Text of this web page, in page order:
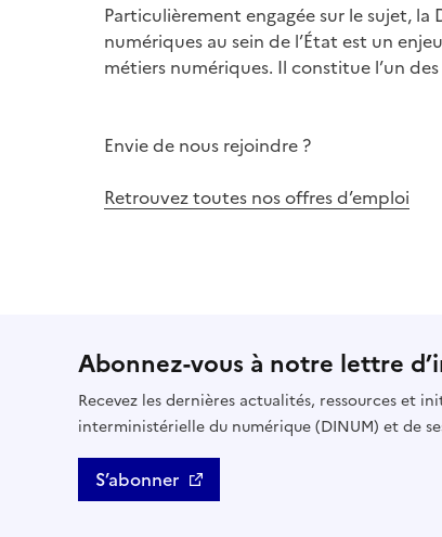
Particulièrement engagée sur le sujet,
numériques au sein de l’État est un
métiers numériques. Il constitue l’un
Envie de nous rejoindre ?
Retrouvez toutes nos offres d’emploi
Abonnez-vous à notre lettre
Recevez les dernières actualités, ressources et
interministérielle du numérique (DINUM) et de
S’abonner